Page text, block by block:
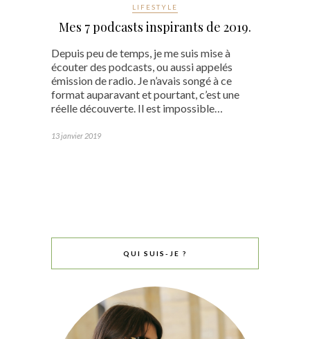
LIFESTYLE
Mes 7 podcasts inspirants de 2019.
Depuis peu de temps, je me suis mise à
écouter des podcasts, ou aussi appelés
émission de radio. Je n’avais songé à ce
format auparavant et pourtant, c’est une
réelle découverte. Il est impossible…
13 janvier 2019
QUI SUIS-JE ?